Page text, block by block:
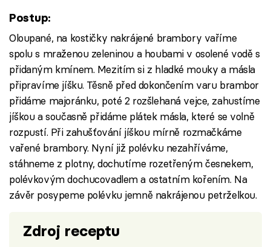
Postup:
Oloupané, na kostičky nakrájené brambory vaříme
spolu s mraženou zeleninou a houbami v osolené vodě s
přidaným kmínem. Mezitím si z hladké mouky a másla
připravíme jíšku. Těsně před dokončením varu brambor
přidáme majoránku, poté 2 rozšlehaná vejce, zahustíme
jíškou a současně přidáme plátek másla, které se volně
rozpustí. Při zahušťování jíškou mírně rozmačkáme
vařené brambory. Nyní již polévku nezahříváme,
stáhneme z plotny, dochutíme rozetřeným česnekem,
polévkovým dochucovadlem a ostatním kořením. Na
závěr posypeme polévku jemně nakrájenou petrželkou.
Zdroj receptu